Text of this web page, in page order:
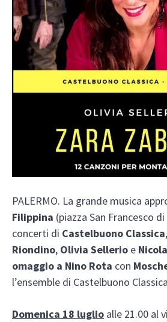
PALERMO. La grande musica
Filippina (piazza San Francesco
concerti di Castelbuono Classica
Riondino, Olivia Sellerio e
omaggio a Nino Rota con
l’ensemble di Castelbuono
Domenica 18 luglio alle 21.00 al